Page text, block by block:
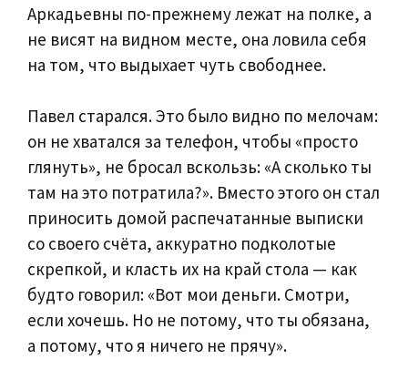
Аркадьевны по-прежнему лежат на полке, а
не висят на видном месте, она ловила себя
на том, что выдыхает чуть свободнее.
Павел старался. Это было видно по мелочам:
он не хватался за телефон, чтобы «просто
глянуть», не бросал вскользь: «А сколько ты
там на это потратила?». Вместо этого он стал
приносить домой распечатанные выписки
со своего счёта, аккуратно подколотые
скрепкой, и класть их на край стола — как
будто говорил: «Вот мои деньги. Смотри,
если хочешь. Но не потому, что ты обязана,
а потому, что я ничего не прячу».